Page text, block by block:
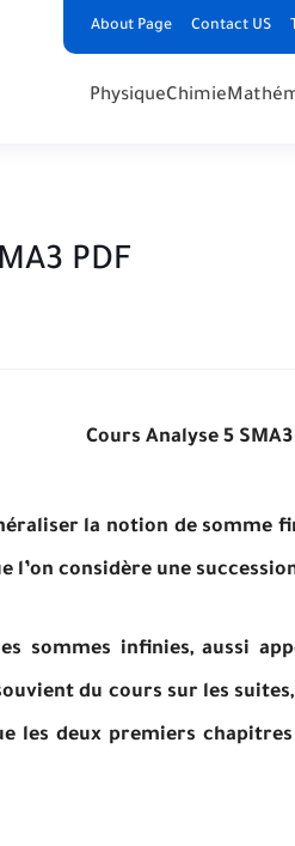
About Page Contact US
PhysiqueChimie
PDF
Cours Analyse 5 SMA3
la notion de somme
l’on considère une
sommes infinies, aussi
du cours sur les
les deux premiers